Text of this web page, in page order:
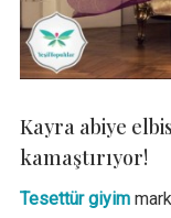
Kayra abiye
kamaştırıyor!
Tesettür giyim